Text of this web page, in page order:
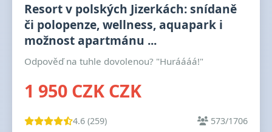
Resort v polských Jizerkách: snídaně
či polopenze, wellness, aquapark i
možnost apartmánu ...
Odpověď na tuhle dovolenou? "Huráááá!"
1 950 CZK CZK
4.6 (259) 573/1706